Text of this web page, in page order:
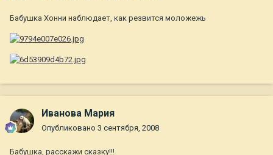
Бабушка Хонни наблюдает, как резвится моложежь
Иванова Мария
Опубликовано 3 сентября, 2008
Бабушка, расскажи сказку!!!